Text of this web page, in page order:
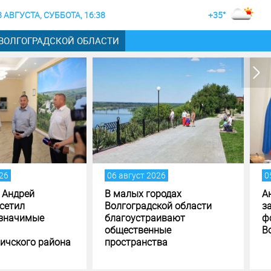
АВГУСТА, СУББОТА, 16:38 +35°
ОБЛАСТИ
2026
городах
области
05 август 2026
Андрей Бочаров поставил
задачи по исполнению и
формированию бюджета
Волгоградской области